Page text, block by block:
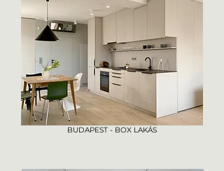
BUDAPEST - BOX LAKÁS